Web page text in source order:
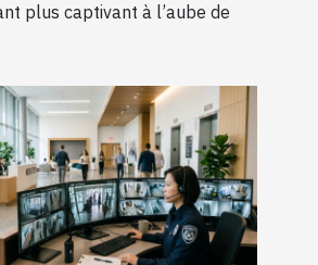
plus captivant à l’aube de